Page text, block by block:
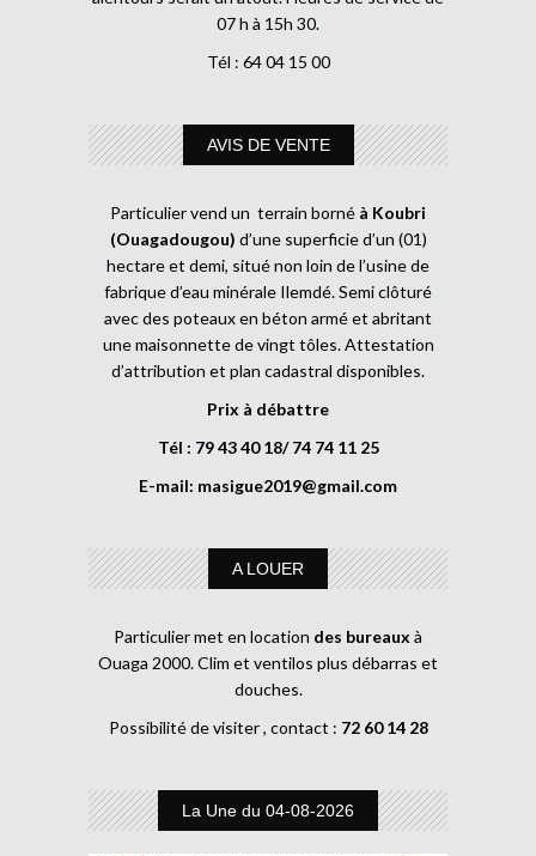
07 h à 15h 30.
Tél : 64 04 15 00
AVIS DE VENTE
Particulier vend un terrain borné à Koubri
(Ouagadougou) d’une superficie d’un (01)
hectare et demi, situé non loin de l’usine de
fabrique d’eau minérale Ilemdé. Semi clôturé
avec des poteaux en béton armé et abritant
une maisonnette de vingt tôles. Attestation
d’attribution et plan cadastral disponibles.
Prix à débattre
Tél : 79 43 40 18/ 74 74 11 25
E-mail: masigue2019@gmail.com
A LOUER
Particulier met en location des bureaux à
Ouaga 2000. Clim et ventilos plus débarras et
douches.
Possibilité de visiter , contact : 72 60 14 28
La Une du 04-08-2026